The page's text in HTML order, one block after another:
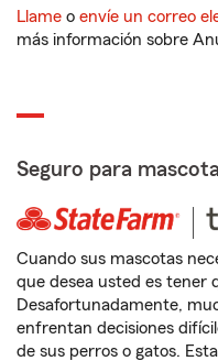
Llame o envíe un correo
más información sobre
Seguro para
Cuando sus mascotas
que desea usted es tener
Desafortunadamente,
enfrentan decisiones
de sus perros o gatos.